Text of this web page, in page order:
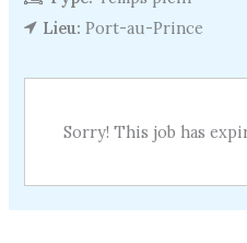
Lieu:Port-au-Prince
Sorry! This job has